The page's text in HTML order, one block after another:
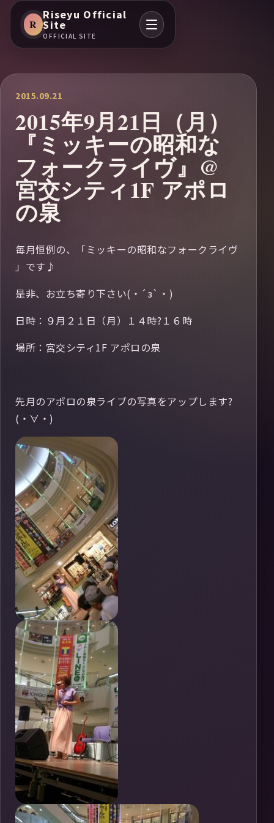
R
Riseyu Official
Site
OFFICIAL SITE
2015.09.21
2015年9月21日（月）
『ミッキーの昭和な
フォークライヴ』@
宮交シティ1F アポロ
の泉
毎月恒例の、「ミッキーの昭和なフォークライヴ
」です♪
是非、お立ち寄り下さい(・´з`・)
日時：９月２１日（月）１４時?１６時
場所：宮交シティ1F アポロの泉
先月のアポロの泉ライブの写真をアップします?
(・∀・)